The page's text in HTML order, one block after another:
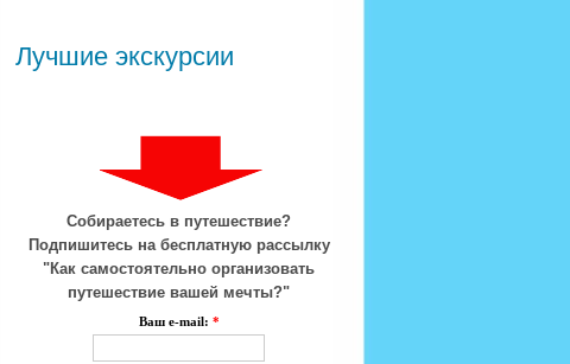
Лучшие экскурсии
Собираетесь в путешествие?
Подпишитесь на бесплатную рассылку
"Как самостоятельно организовать
путешествие вашей мечты?"
Ваш e-mail: *